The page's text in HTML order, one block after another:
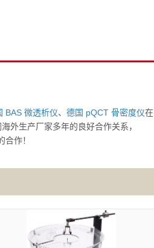
BAS 微透析仪、 德国 pQCT 骨密度仪在
外生产厂家多年的良好合作关系，
作！